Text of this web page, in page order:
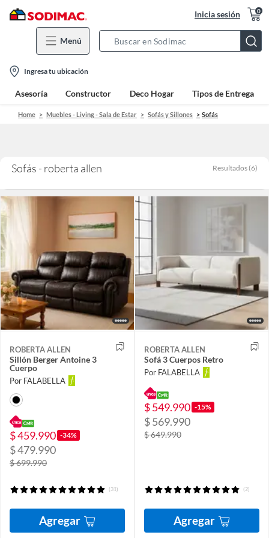
Inicia sesión 0
Menú
Bar
location-
icon
Ingresa tu ubicación
Asesoría Constructor Deco Hogar Tipos de Entrega
Home Muebles - Living - Sala de Estar Sofás y Sillones Sofás
Sofás - roberta allen Resultados (6)
ROBERTA ALLEN
Sillón Berger Antoine 3
Cuerpo
Por FALABELLA
$ 459.990 -34%
$ 479.990
$ 699.990
(31)
Agregar
ROBERTA ALLEN
Sofá 3 Cuerpos Retro
Por FALABELLA
$ 549.990 -15%
$ 569.990
$ 649.990
(2)
Agregar